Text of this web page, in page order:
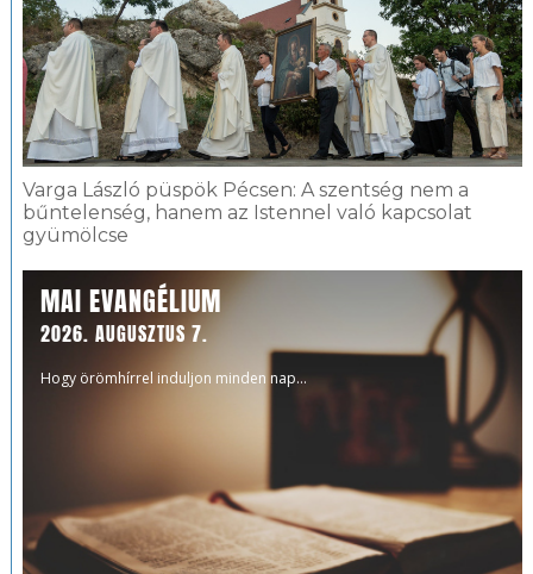
Varga László püspök Pécsen: A szentség nem a
bűntelenség, hanem az Istennel való kapcsolat
gyümölcse
MAI EVANGÉLIUM
2026. AUGUSZTUS 7.
Hogy örömhírrel induljon minden nap...